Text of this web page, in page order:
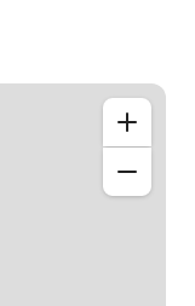
apparu comme
m’avait
est
pouvoir vous